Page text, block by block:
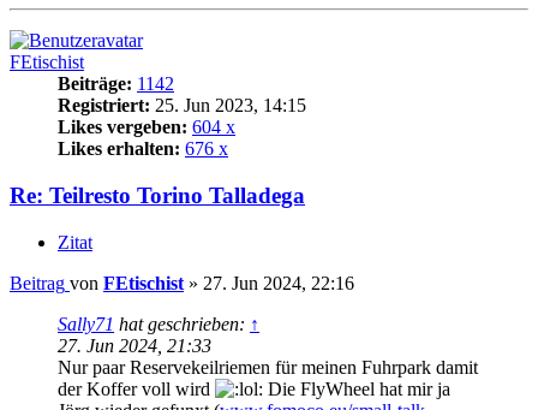
FEtischist
Beiträge: 1142
Registriert: 25. Jun 2023, 14:15
Likes vergeben: 604 x
Likes erhalten: 676 x
Re: Teilresto Torino Talladega
Zitat
Beitrag von FEtischist » 27. Jun 2024, 22:16
Sally71 hat geschrieben: ↑
27. Jun 2024, 21:33
Nur paar Reservekeilriemen für meinen Fuhrpark damit
der Koffer voll wird
Die FlyWheel hat mir ja